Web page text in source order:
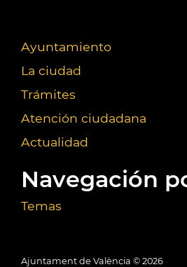
Ayuntamiento
La ciudad
Trámites
Atención ciudadana
Actualidad
Navegación
Temas
Ajuntament de València © 2026